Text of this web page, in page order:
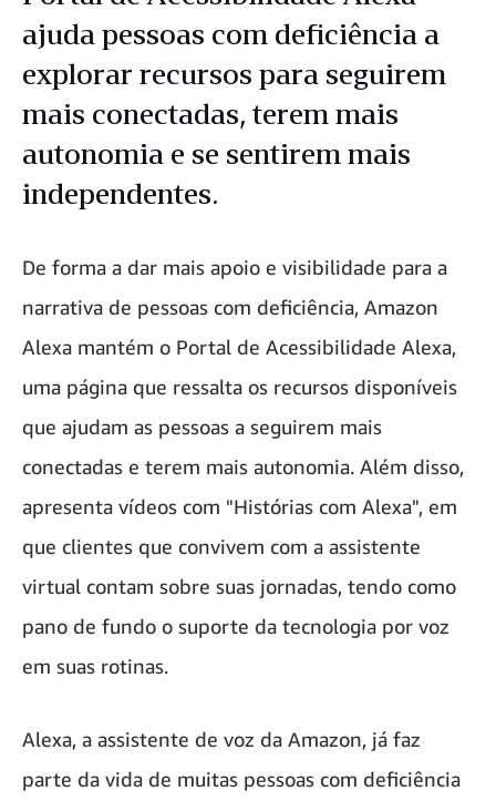
ajuda pessoas com deficiência a
explorar recursos para seguirem
mais conectadas, terem mais
autonomia e se sentirem mais
independentes.
De forma a dar mais apoio e visibilidade para a
narrativa de pessoas com deficiência, Amazon
Alexa mantém o Portal de Acessibilidade Alexa,
uma página que ressalta os recursos disponíveis
que ajudam as pessoas a seguirem mais
conectadas e terem mais autonomia. Além disso,
apresenta vídeos com "Histórias com Alexa", em
que clientes que convivem com a assistente
virtual contam sobre suas jornadas, tendo como
pano de fundo o suporte da tecnologia por voz
em suas rotinas.
Alexa, a assistente de voz da Amazon, já faz
parte da vida de muitas pessoas com deficiência